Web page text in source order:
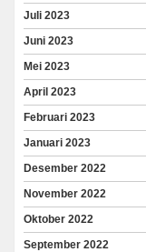
Juli 2023
Juni 2023
Mei 2023
April 2023
Februari 2023
Januari 2023
Desember 2022
November 2022
Oktober 2022
September 2022